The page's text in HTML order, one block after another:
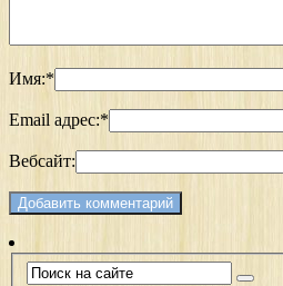
Имя:*
Email адрес:*
Вебсайт: